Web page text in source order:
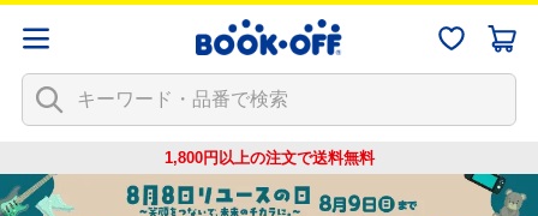
1,800円以上の注文で送料無料